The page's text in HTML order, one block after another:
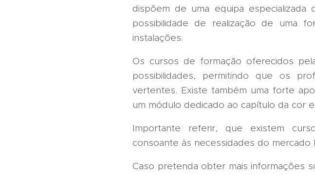
dispõem de uma equipa especializada
possibilidade de realização de uma
instalações.
Os cursos de formação oferecidos
possibilidades, permitindo que os
vertentes. Existe também uma forte
um módulo dedicado ao capítulo da cor
Importante referir, que existem
consoante às necessidades do mercado
Caso pretenda obter mais informações